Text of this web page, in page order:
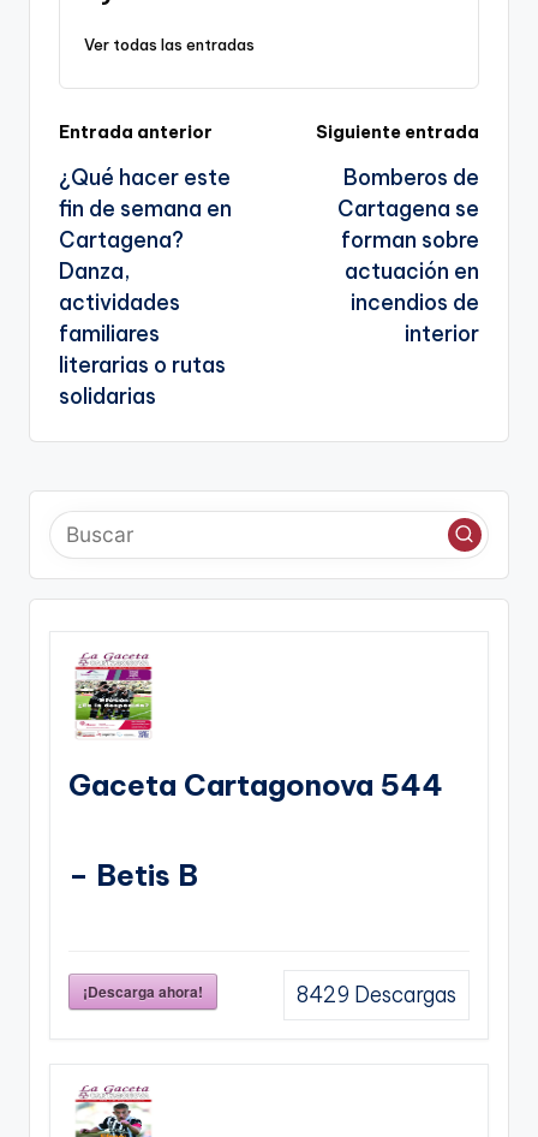
k o
a
te
Ver todas las entradas
Navegación
de
entradas
Entrada anterior
¿Qué hacer este
fin de semana en
Cartagena?
Danza,
actividades
familiares
literarias o rutas
solidarias
Siguiente entrada
Bomberos de
Cartagena se
forman sobre
actuación en
incendios de
interior
Gaceta Cartagonova 544
– Betis B
¡Descarga ahora! 8429 Descargas